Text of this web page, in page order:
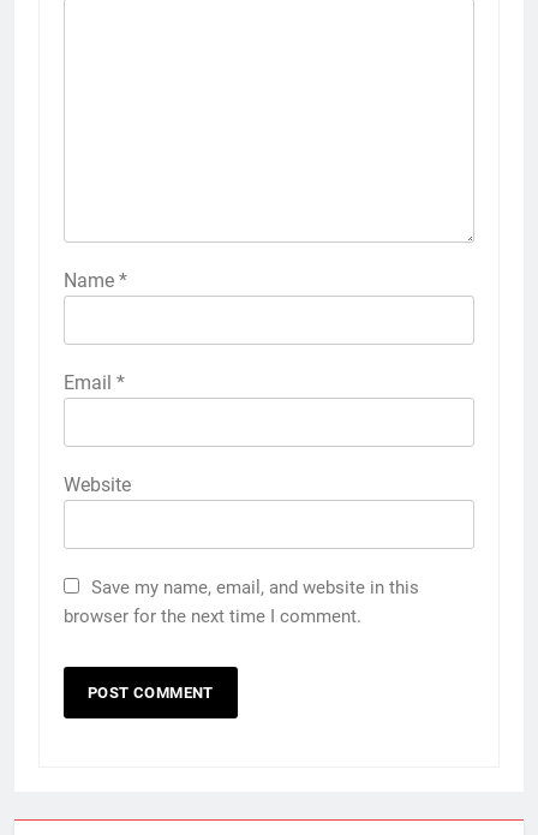
Name *
Email *
Website
Save my name, email, and website in this
browser for the next time I comment.